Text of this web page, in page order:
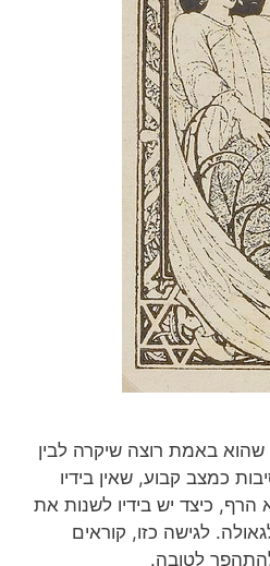
שהוא באמת רוצה שיקרה לבין
כמצב קבוע, שאין בידיו
כיצד יש בידיו לשנות את
לגישה כזו, קוראים
לטובה.